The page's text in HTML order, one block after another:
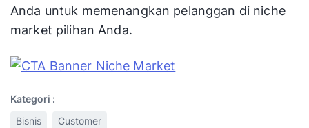
Anda untuk memenangkan pelanggan di niche
market pilihan Anda.
Kategori :
Bisnis
Customer